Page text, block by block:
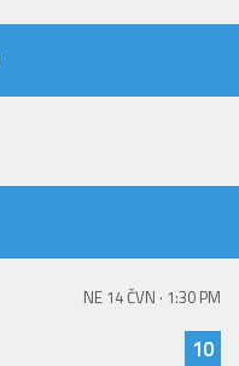
NE 14 ČVN · 1:30 PM
10